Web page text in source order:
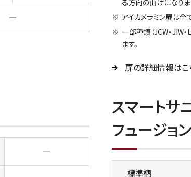
―
アイカメラミン扉は全
一部種類（JCW・JIW
ます。
扉の詳細情報はこ
―
スマートサ
フュージョ
標準柄